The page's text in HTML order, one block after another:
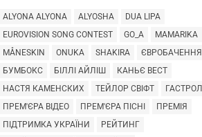
ALYONA ALYONA ALYOSHA
DUA LIPA
EUROVISION SONG CONTEST
GO_A
MAMARIKA
MÅNESKIN
ONUKA SHAKIRA
ЄВРОБАЧЕННЯ
БУМБОКС
БІЛЛІ АЙЛІШ
КАНЬЄ ВЕСТ
НАСТЯ КАМЕНСКИХ
ТЕЙЛОР СВІФТ
ГАСТРОЛІ
ПРЕМ'ЄРА ВІДЕО
ПРЕМ'ЄРА ПІСНІ
ПРЕМІЯ
ПІДТРИМКА УКРАЇНИ
РЕЙТИНГ